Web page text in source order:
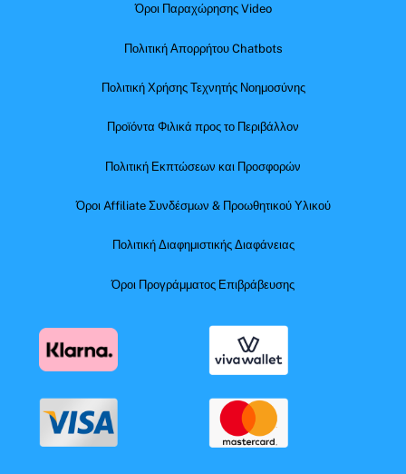
Όροι Παραχώρησης Video
Πολιτική Απορρήτου Chatbots
Πολιτική Χρήσης Τεχνητής Νοημοσύνης
Προϊόντα Φιλικά προς το Περιβάλλον
Πολιτική Εκπτώσεων και Προσφορών
Όροι Affiliate Συνδέσμων & Προωθητικού Υλικού
Πολιτική Διαφημιστικής Διαφάνειας
Όροι Προγράμματος Επιβράβευσης